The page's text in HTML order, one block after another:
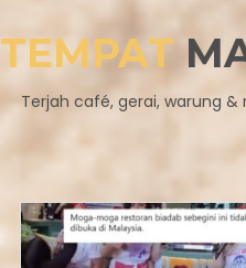
TEMPAT
Terjah café, gerai, warung